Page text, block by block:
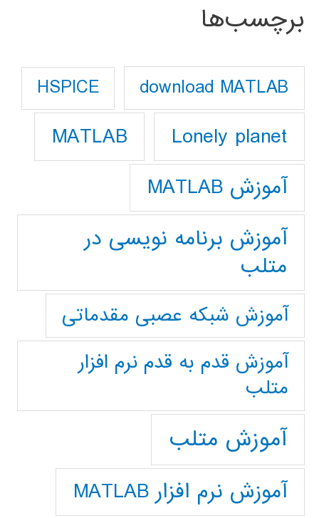
برچسب‌ها
download MATLAB
HSPICE
Lonely planet
MATLAB
آموزش MATLAB
آموزش برنامه نویسی در
متلب
آموزش شبکه عصبی مقدماتی
آموزش قدم به قدم نرم افزار
متلب
آموزش متلب
آموزش نرم افزار MATLAB